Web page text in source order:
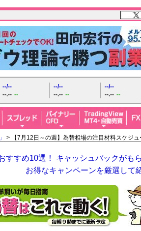
--/--
--.-- --
--/--
--.-- --
--/--
--.-- --
> 【7月12日～の週】為替相場の注目材料スケジュ
すすめ10選！ キャッシュバックが
お得なキャンペーンを厳選して